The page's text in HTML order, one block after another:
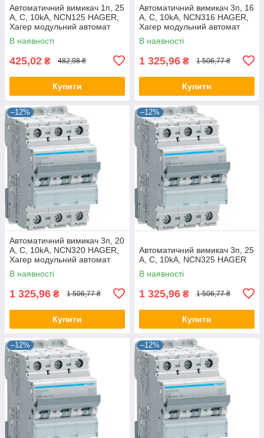
Автоматичний вимикач 1п, 25
А, C, 10kA, NCN125 HAGER,
Хагер модульний автомат
для щитів і боксів
В наявності
425,02 ₴ 482,98 ₴
Купити
Автоматичний вимикач 3п, 16
А, C, 10kA, NCN316 HAGER,
Хагер модульний автомат
для щитів і боксів
В наявності
1 325,96 ₴ 1 506,77 ₴
Купити
–12%
Автоматичний вимикач 3п, 20
А, C, 10kA, NCN320 HAGER,
Хагер модульний автомат
для щитів і боксів
В наявності
1 325,96 ₴ 1 506,77 ₴
Купити
–12%
Автоматичний вимикач 3п, 25
А, C, 10kA, NCN325 HAGER
В наявності
1 325,96 ₴ 1 506,77 ₴
Купити
–12% –12%